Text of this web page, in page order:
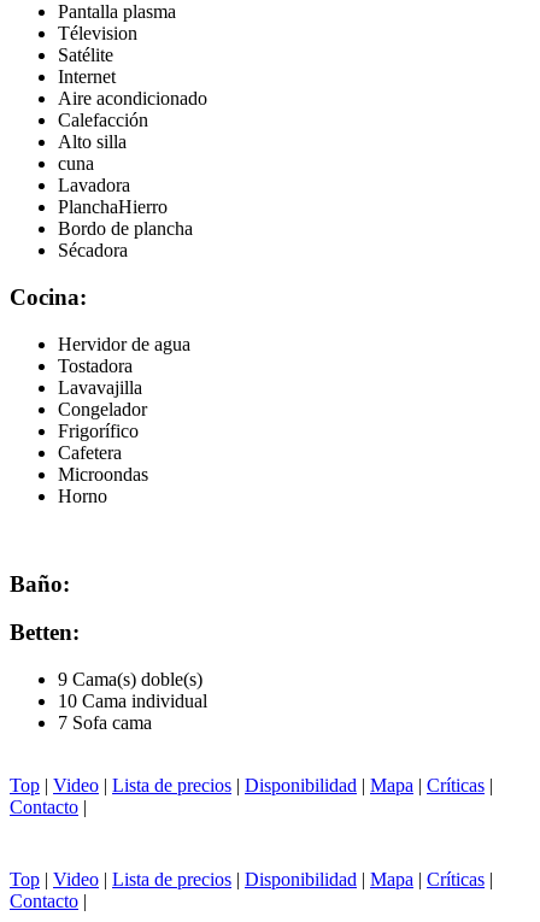
Pantalla plasma
Télevision
Satélite
Internet
Aire acondicionado
Calefacción
Alto silla
cuna
Lavadora
PlanchaHierro
Bordo de plancha
Sécadora
Cocina:
Hervidor de agua
Tostadora
Lavavajilla
Congelador
Frigorífico
Cafetera
Microondas
Horno
Baño:
Betten:
9 Cama(s) doble(s)
10 Cama individual
7 Sofa cama
Top | Video | Lista de precios | Disponibilidad | Mapa | Críticas |
Contacto |
Top | Video | Lista de precios | Disponibilidad | Mapa | Críticas |
Contacto |